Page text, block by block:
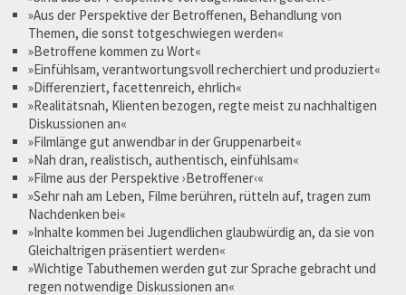
»Aus der Perspektive der Betroffenen, Behandlung von
Themen, die sonst totgeschwiegen werden«
»Betroffene kommen zu Wort«
»Einfühlsam, verantwortungsvoll recherchiert und produziert«
»Differenziert, facettenreich, ehrlich«
»Realitätsnah, Klienten bezogen, regte meist zu nachhaltigen
Diskussionen an«
»Filmlänge gut anwendbar in der Gruppenarbeit«
»Nah dran, realistisch, authentisch, einfühlsam«
»Filme aus der Perspektive ›Betroffener‹«
»Sehr nah am Leben, Filme berühren, rütteln auf, tragen zum
Nachdenken bei«
»Inhalte kommen bei Jugendlichen glaubwürdig an, da sie von
Gleichaltrigen präsentiert werden«
»Wichtige Tabuthemen werden gut zur Sprache gebracht und
regen notwendige Diskussionen an«